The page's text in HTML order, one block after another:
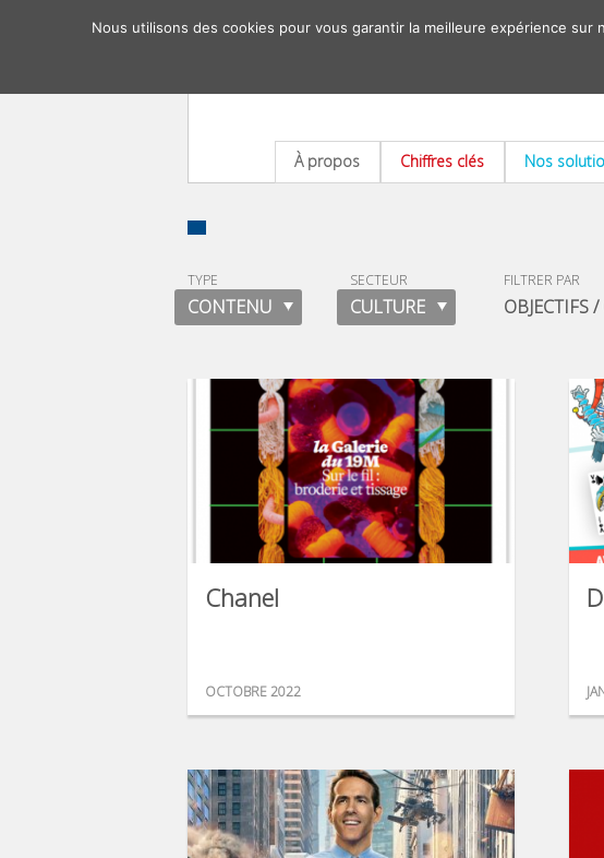
À propos Chiffres clés Nos
TYPE
CONTENU
SECTEUR
CULTURE
FILTRER PAR
OBJECTIFS
Chanel
OCTOBRE 2022
Nous utilisons des cookies pour vous garantir la meilleure expérience